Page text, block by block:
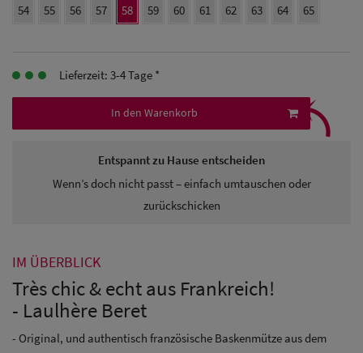
Herren
Herren UV-
Schutz Caps
Sonnenschilder
& Visoren
54
55 56 57 58 59 60 61 62 63 64 65
Lieferzeit: 3-4 Tage *
In den Warenkorb
Entspannt zu Hause entscheiden
Wenn’s doch nicht passt – einfach umtauschen oder
zurückschicken
⤹
IM ÜBERBLICK
Très chic & echt aus Frankreich!
- Laulhère Beret
- Original, und authentisch französische Baskenmütze aus dem